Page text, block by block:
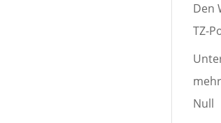
Den
TZ-
Null